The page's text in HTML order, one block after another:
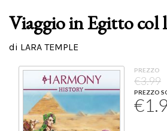
EBOOK
Calendario
Viaggio in Egitto col
di LARA TEMPLE
PREZZO
€3.99
PREZZO